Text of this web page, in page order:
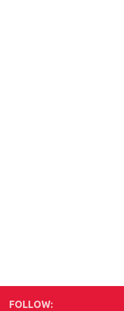
FOLLOW: